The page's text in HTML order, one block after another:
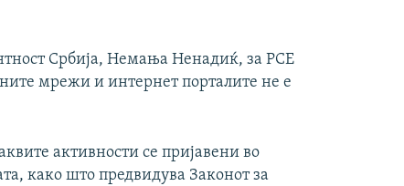
Србија, Немања Ненадиќ, за РСЕ
мрежи и интернет порталите не е
активности се пријавени во
како што предвидува Законот за